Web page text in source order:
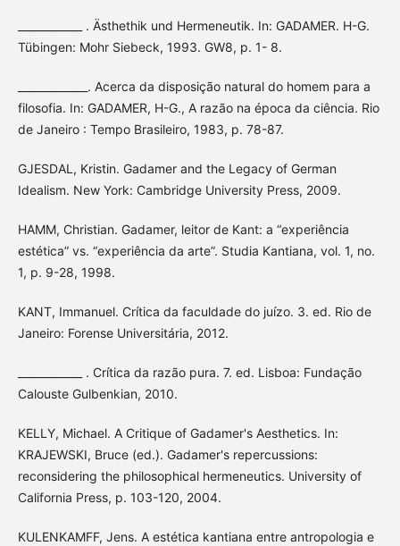
____________ . Ästhethik und Hermeneutik. In: GADAMER. H-G.
Tübingen: Mohr Siebeck, 1993. GW8, p. 1- 8.
_____________. Acerca da disposição natural do homem para a
filosofia. In: GADAMER, H-G., A razão na época da ciência. Rio
de Janeiro : Tempo Brasileiro, 1983, p. 78-87.
GJESDAL, Kristin. Gadamer and the Legacy of German
Idealism. New York: Cambridge University Press, 2009.
HAMM, Christian. Gadamer, leitor de Kant: a “experiência
estética” vs. “experiência da arte”. Studia Kantiana, vol. 1, no.
1, p. 9-28, 1998.
KANT, Immanuel. Crítica da faculdade do juízo. 3. ed. Rio de
Janeiro: Forense Universitária, 2012.
____________ . Crítica da razão pura. 7. ed. Lisboa: Fundação
Calouste Gulbenkian, 2010.
KELLY, Michael. A Critique of Gadamer's Aesthetics. In:
KRAJEWSKI, Bruce (ed.). Gadamer's repercussions:
reconsidering the philosophical hermeneutics. University of
California Press, p. 103-120, 2004.
KULENKAMFF, Jens. A estética kantiana entre antropologia e